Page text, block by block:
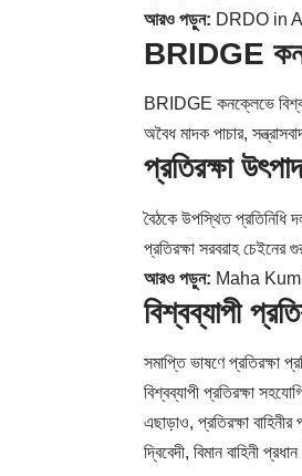
আরও পড়ুন: DRDO in
BRIDGE
BRIDGE কনক্লেভে
অবৈধ মাদক পাচার,
প্রতিরক্ষা
বৈঠকে উপস্থিত প্রতিনিধি
প্রতিরক্ষা সরবরাহ চেইনের
আরও পড়ুন: Maha
বিশ্বব্যাপী
সমাপ্তি ভাষণে প্রতিরক্ষা
বিশ্বব্যাপী প্রতিরক্ষা
এছাড়াও, প্রতিরক্ষা
দ্বিবেদী, বিমান বাহিনী